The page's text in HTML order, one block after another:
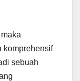
komprehensif
sebuah